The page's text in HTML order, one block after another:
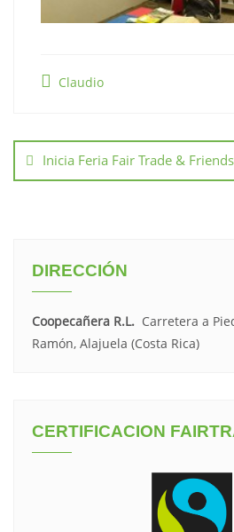
Claudio
Inicia Feria Fair Trade & Friends
DIRECCIÓN
Coopecañera R.L. Carretera a
Ramón, Alajuela (Costa Rica)
CERTIFICACION